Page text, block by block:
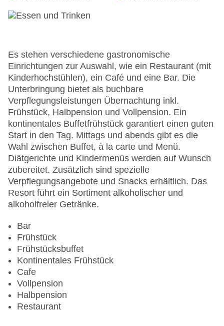
Garten: ohne Gebühr
WLAN/WiFi im Hotel
Lift
Anzahl der Aufzüge: 3
Zimmerservice: gegen Gebühr
Sonnenterrasse
Gesamtanzahl der Stockwerke: 4
Gesamtanzahl der Zimmer: 139
Pools:Kinderbecken, Indoor Pool, Outdoor Pool,
Sonnenschirme am Pool, Liegen am Pool
Zahlungsarten: American Express, Diners Club,
Mastercard, Visa
Landeskategorie: 4 Sterne
Es stehen verschiedene gastronomische
Einrichtungen zur Auswahl, wie ein Restaurant (mit
Kinderhochstühlen), ein Café und eine Bar. Die
Unterbringung bietet als buchbare
Verpflegungsleistungen Übernachtung inkl.
Frühstück, Halbpension und Vollpension. Ein
kontinentales Buffetfrühstück garantiert einen guten
Start in den Tag. Mittags und abends gibt es die
Wahl zwischen Buffet, à la carte und Menü.
Diätgerichte und Kindermenüs werden auf Wunsch
zubereitet. Zusätzlich sind spezielle
Verpflegungsangebote und Snacks erhältlich. Das
Resort führt ein Sortiment alkoholischer und
alkoholfreier Getränke.
Bar
Frühstück
Frühstücksbuffet
Kontinentales Frühstück
Cafe
Vollpension
Halbpension
Restaurant